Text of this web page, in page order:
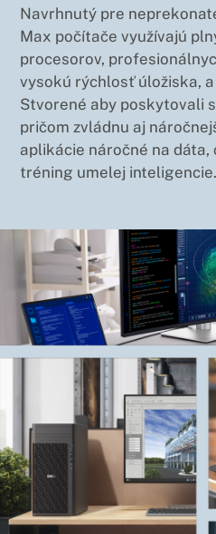
Navrhnutý pre
Max počítače využívajú
procesorov,
vysokú rýchlosť úložiska,
Stvorené aby poskytovali
pričom zvládnu aj
aplikácie náročné na dáta,
tréning umelej inteligencie.